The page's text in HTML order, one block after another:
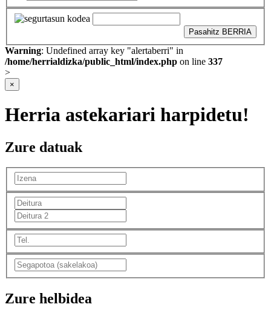
Pasahitz BERRIA
Warning: Undefined array key "alertaberri" in
/home/herrialdizka/public_html/index.php on line 337
>
×
Herria astekariari harpidetu!
Zure datuak
Zure helbidea